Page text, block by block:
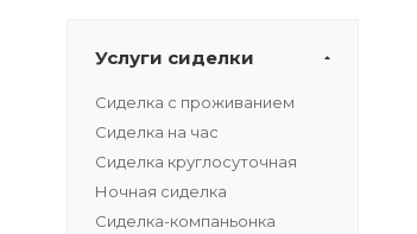
Услуги сиделки
Сиделка с проживанием
Сиделка на час
Сиделка круглосуточная
Ночная сиделка
Сиделка-компаньонка